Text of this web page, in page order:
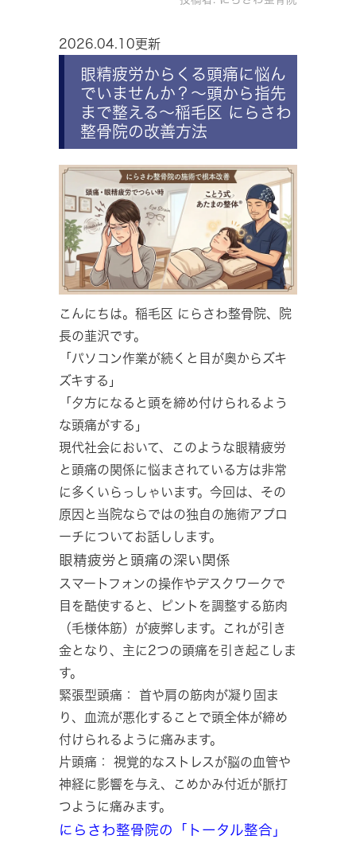
2026.04.10更新
眼精疲労からくる頭痛に悩ん
でいませんか？～頭から指先
まで整える～稲毛区 にらさわ
整骨院の改善方法
こんにちは。稲毛区 にらさわ整骨院、院
長の韮沢です。
「パソコン作業が続くと目が奥からズキ
ズキする」
「夕方になると頭を締め付けられるよう
な頭痛がする」
現代社会において、このような眼精疲労
と頭痛の関係に悩まされている方は非常
に多くいらっしゃいます。今回は、その
原因と当院ならではの独自の施術アプロ
ーチについてお話しします。
眼精疲労と頭痛の深い関係
スマートフォンの操作やデスクワークで
目を酷使すると、ピントを調整する筋肉
（毛様体筋）が疲弊します。これが引き
金となり、主に2つの頭痛を引き起こしま
す。
緊張型頭痛： 首や肩の筋肉が凝り固ま
り、血流が悪化することで頭全体が締め
付けられるように痛みます。
片頭痛： 視覚的なストレスが脳の血管や
神経に影響を与え、こめかみ付近が脈打
つように痛みます。
にらさわ整骨院の「トータル整合」